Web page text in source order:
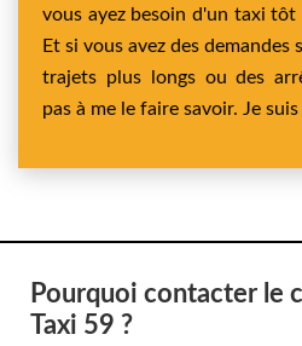
vous ayez besoin d'un taxi
Et si vous avez des demandes
trajets plus longs ou des
pas à me le faire savoir. Je
Pourquoi contacter le
Taxi 59 ?